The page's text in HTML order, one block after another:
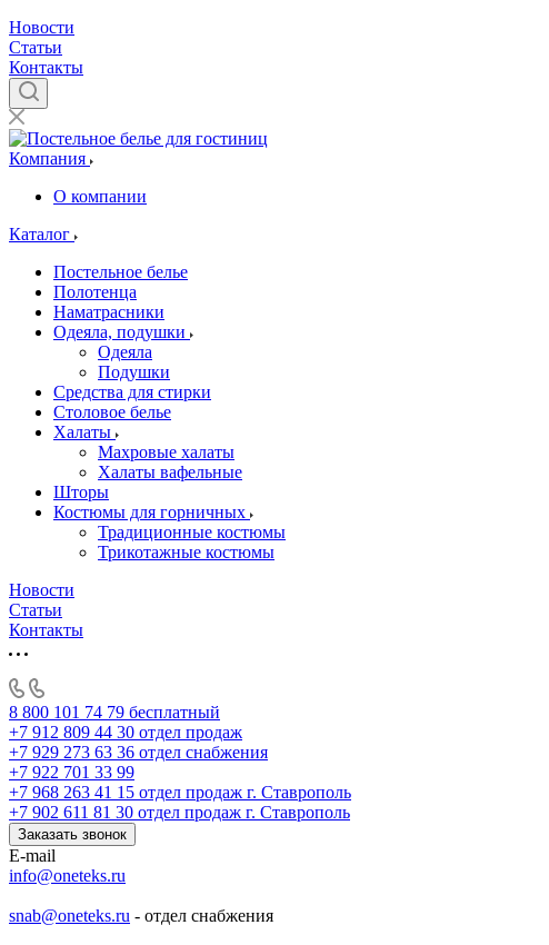
Новости
Статьи
Контакты
Компания
О компании
Каталог
Постельное белье
Полотенца
Наматрасники
Одеяла, подушки
Одеяла
Подушки
Средства для стирки
Столовое белье
Халаты
Махровые халаты
Халаты вафельные
Шторы
Костюмы для горничных
Традиционные костюмы
Трикотажные костюмы
Новости
Статьи
Контакты
8 800 101 74 79 бесплатный
+7 912 809 44 30 отдел продаж
+7 929 273 63 36 отдел снабжения
+7 922 701 33 99
+7 968 263 41 15 отдел продаж г. Ставрополь
+7 902 611 81 30 отдел продаж г. Ставрополь
Заказать звонок
E-mail
info@oneteks.ru
snab@oneteks.ru - отдел снабжения